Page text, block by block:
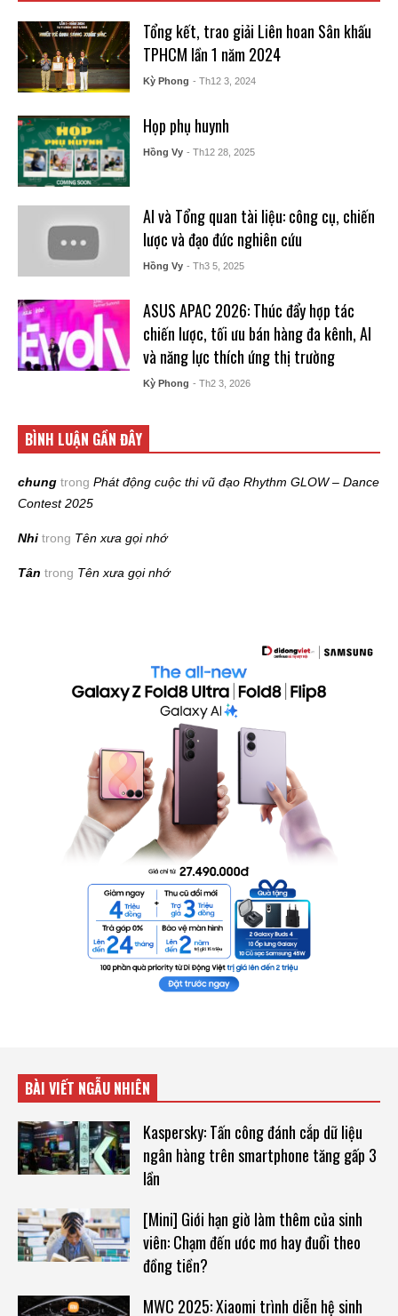
Tổng kết, trao giải Liên hoan Sân khấu
TPHCM lần 1 năm 2024
Kỳ Phong - Th12 3, 2024
Họp phụ huynh
Hồng Vy - Th12 28, 2025
AI và Tổng quan tài liệu: công cụ, chiến
lược và đạo đức nghiên cứu
Hồng Vy - Th3 5, 2025
ASUS APAC 2026: Thúc đẩy hợp tác
chiến lược, tối ưu bán hàng đa kênh, AI
và năng lực thích ứng thị trường
Kỳ Phong - Th2 3, 2026
BÌNH LUẬN GẦN ĐÂY
chung trong Phát động cuộc thi vũ đạo Rhythm GLOW – Dance
Contest 2025
Nhi trong Tên xưa gọi nhớ
Tân trong Tên xưa gọi nhớ
BÀI VIẾT NGẪU NHIÊN
Kaspersky: Tấn công đánh cắp dữ liệu
ngân hàng trên smartphone tăng gấp 3
lần
[Mini] Giới hạn giờ làm thêm của sinh
viên: Chạm đến ước mơ hay đuổi theo
đồng tiền?
MWC 2025: Xiaomi trình diễn hệ sinh